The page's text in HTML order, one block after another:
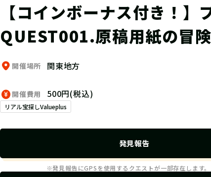
【コインボーナス付き！
QUEST001.原稿用紙の冒
開催場所 関東地方
開催費用 500円(税込)
リアル宝探しValueplus
発見報告
※発見報告にGPSを使用するクエストが一部存在します。